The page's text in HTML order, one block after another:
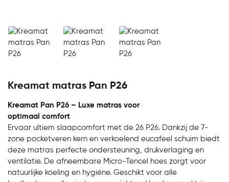
Kreamat matras Pan P26
Kreamat Pan P26 – Luxe matras voor
optimaal comfort
Ervaar ultiem slaapcomfort met de 26 P26. Dankzij de 7-
zone pocketveren kern en verkoelend eucafeel schuim biedt
deze matras perfecte ondersteuning, drukverlaging en
ventilatie. De afneembare Micro-Tencel hoes zorgt voor
natuurlijke koeling en hygiëne. Geschikt voor alle